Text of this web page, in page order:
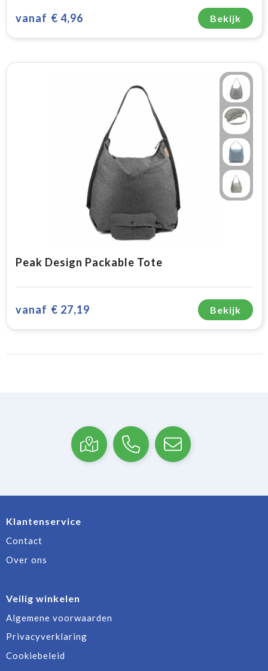
vanaf € 4,96 Bekijk
Peak Design Packable Tote
vanaf € 27,19 Bekijk
Klantenservice
Contact
Over ons
Veilig winkelen
Algemene voorwaarden
Privacyverklaring
Cookiebeleid